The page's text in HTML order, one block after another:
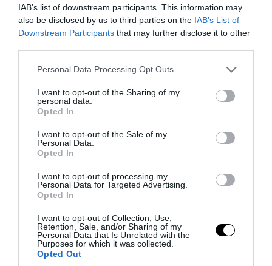
IAB’s list of downstream participants. This information may
also be disclosed by us to third parties on the IAB’s List of
Downstream Participants that may further disclose it to other
Please note that this website/app uses one or more Google
not limited to your visit or usage behaviour. You may click to
grant or deny consent to Google and its third-party tags to
use your data for below specified purposes in below Google
consent section.
Personal Data Processing Opt Outs
I want to opt-out of the Sharing of my
personal data.
Opted In
I want to opt-out of the Sale of my
Personal Data.
Opted In
I want to opt-out of processing my
Personal Data for Targeted Advertising.
Opted In
I want to opt-out of Collection, Use,
Retention, Sale, and/or Sharing of my
Personal Data that Is Unrelated with the
Purposes for which it was collected.
Opted Out
PRONEWS.GR /ΔΙΕΘΝΗΣ ΑΣΦΑΛΕΙΑ
επιθέσεις
08.08.2026 | 21:01